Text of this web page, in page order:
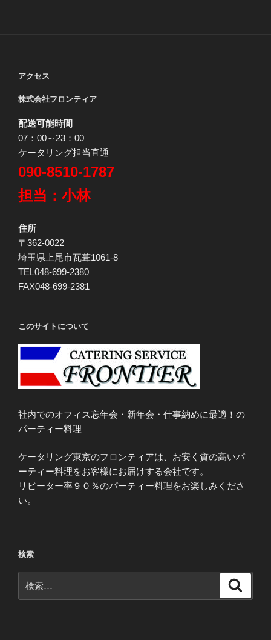
アクセス
株式会社フロンティア
配送可能時間
07：00～23：00
ケータリング担当直通
090-8510-1787
担当：小林
住所
〒362-0022
埼玉県上尾市瓦葺1061-8
TEL048-699-2380
FAX048-699-2381
このサイトについて
社内でのオフィス忘年会・新年会・仕事納めに最適！の
パーティー料理
ケータリング東京のフロンティアは、お安く質の高いパ
ーティー料理をお客様にお届けする会社です。
リピーター率９０％のパーティー料理をお楽しみくださ
い。
検索
索: